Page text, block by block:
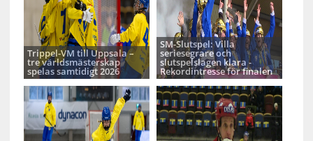
Trippel-VM till Uppsala –
tre världsmästerskap
spelas samtidigt 2026
SM-Slutspel: Villa
seriesegrare och
slutspelslagen klara -
Rekordintresse för finalen